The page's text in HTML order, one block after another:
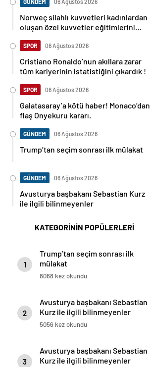
GÜNDEM 06 Ağustos 2026
Norweç silahlı kuvvetleri kadınlardan
oluşan özel kuvvetler eğitimlerini
SPOR 06 Ağustos 2026
Cristiano Ronaldo’nun akıllara zarar
tüm kariyerinin istatistiğini çıkardık !
SPOR 06 Ağustos 2026
Galatasaray’a kötü haber! Monaco’dan
flaş Onyekuru kararı.
GÜNDEM 06 Ağustos 2026
Trump’tan seçim sonrası ilk mülakat
GÜNDEM 06 Ağustos 2026
Avusturya başbakanı Sebastian Kurz
ile ilgili bilinmeyenler
KATEGORİNİN POPÜLERLERİ
1
Trump’tan seçim sonrası ilk
mülakat
8068 kez okundu
2
Avusturya başbakanı Sebastian
Kurz ile ilgili bilinmeyenler
5056 kez okundu
3
Avusturya başbakanı Sebastian
Kurz ile ilgili bilinmeyenler